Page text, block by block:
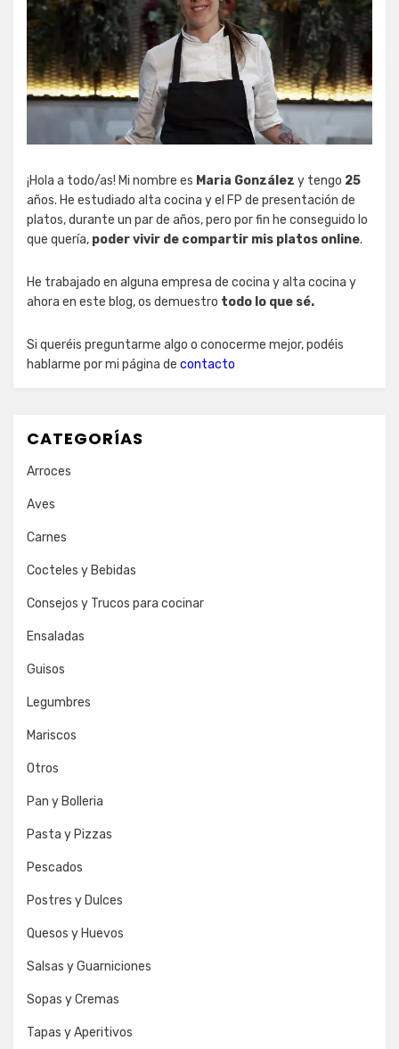
¡Hola a todo/as! Mi nombre es Maria González y tengo 25
años. He estudiado alta cocina y el FP de presentación de
platos, durante un par de años, pero por fin he conseguido lo
que quería, poder vivir de compartir mis platos online.
He trabajado en alguna empresa de cocina y alta cocina y
ahora en este blog, os demuestro todo lo que sé.
Si queréis preguntarme algo o conocerme mejor, podéis
hablarme por mi página de contacto
CATEGORÍAS
Arroces
Aves
Carnes
Cocteles y Bebidas
Consejos y Trucos para cocinar
Ensaladas
Guisos
Legumbres
Mariscos
Otros
Pan y Bolleria
Pasta y Pizzas
Pescados
Postres y Dulces
Quesos y Huevos
Salsas y Guarniciones
Sopas y Cremas
Tapas y Aperitivos